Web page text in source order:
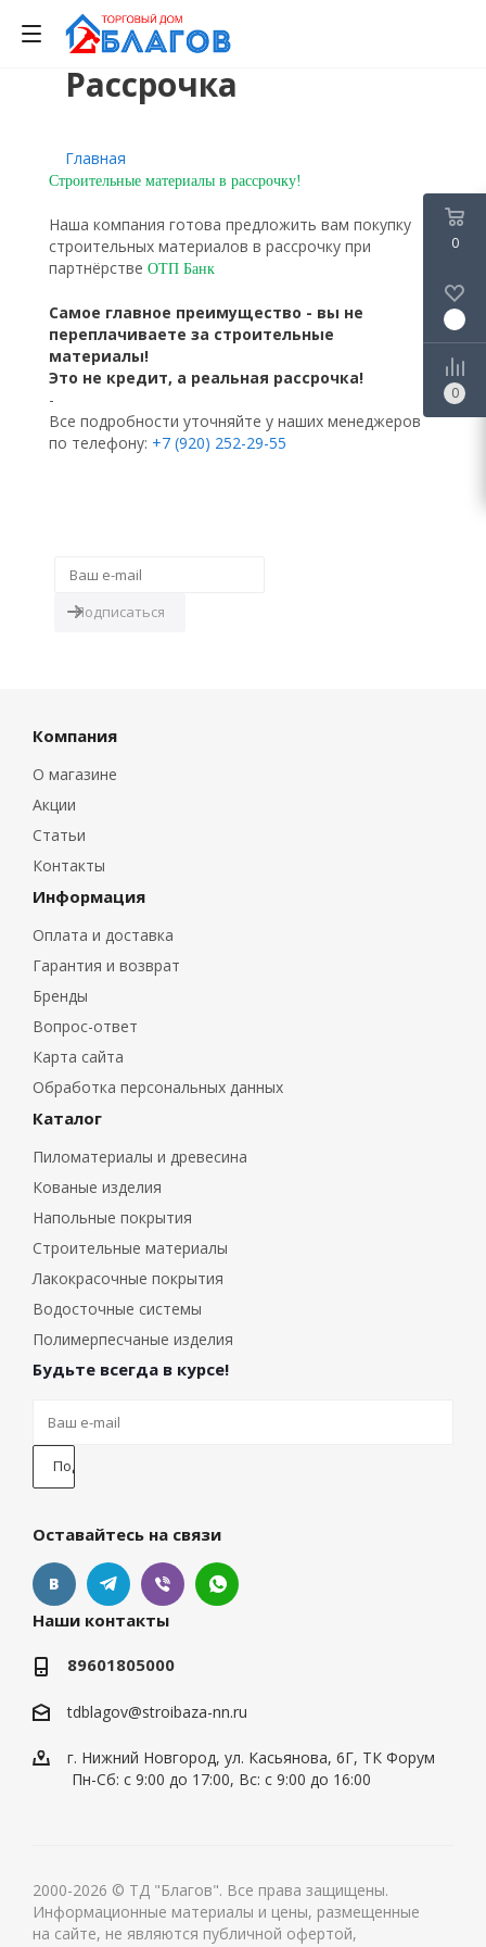
Рассрочка
Главная
Строительные материалы в рассрочку!
Наша компания готова предложить вам покупку
строительных материалов в рассрочку при
партнёрстве ОТП Банк
Самое главное преимущество - вы не
переплачиваете за строительные
материалы!
Это не кредит, а реальная рассрочка!
-
Все подробности уточняйте у наших менеджеров
по телефону: +7 (920) 252-29-55
Компания
О магазине
Акции
Статьи
Контакты
Информация
Оплата и доставка
Гарантия и возврат
Бренды
Вопрос-ответ
Карта сайта
Обработка персональных данных
Каталог
Пиломатериалы и древесина
Кованые изделия
Напольные покрытия
Строительные материалы
Лакокрасочные покрытия
Водосточные системы
Полимерпесчаные изделия
Будьте всегда в курсе!
Оставайтесь на связи
Наши контакты
89601805000
tdblagov@stroibaza-nn.ru
г. Нижний Новгород, ул. Касьянова, 6Г, ТК Форум
Пн-Сб: с 9:00 до 17:00, Вс: с 9:00 до 16:00
2000-2026 © ТД "Благов". Все права защищены.
Информационные материалы и цены, размещенные
на сайте, не являются публичной офертой,
0
0